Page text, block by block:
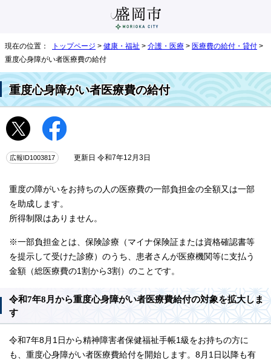
現在の位置： トップページ > 健康・福祉 > 介護・医療 > 医療費の給付・貸付 >
重度心身障がい者医療費の給付
重度心身障がい者医療費の給付
広報ID1003817 更新日 令和7年12月3日
重度の障がいをお持ちの人の医療費の一部負担金の全額又は一部
を助成します。
所得制限はありません。
※一部負担金とは、保険診療（マイナ保険証または資格確認書等
を提示して受けた診療）のうち、患者さんが医療機関等に支払う
金額（総医療費の1割から3割）のことです。
令和7年8月から重度心身障がい者医療費給付の対象を拡大しま
す
令和7年8月1日から精神障害者保健福祉手帳1級をお持ちの方に
も、重度心身障がい者医療費給付を開始します。8月1日以降も有